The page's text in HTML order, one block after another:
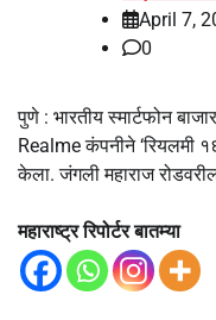
April 7,
0
पुणे : भारतीय स्मार्टफोन
Realme कंपनीने ‘रियलमी १६
केला. जंगली महाराज
महाराष्ट्र रिपोर्टर बातम्या